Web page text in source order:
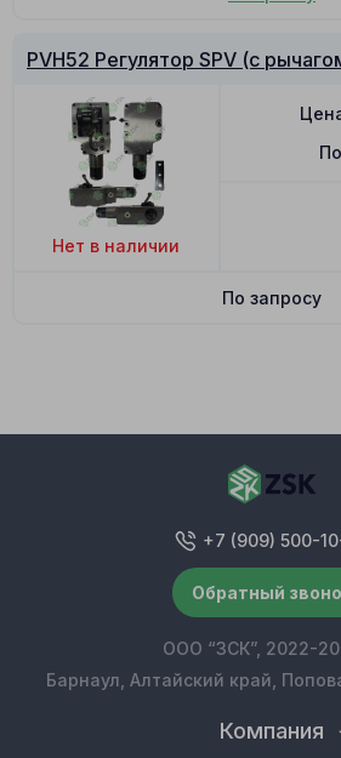
PVH52 Регулятор SPV (с
Нет в наличии
По запросу
Компания
+7 (909) 500-
Обратный
ООО “ЗСК”, 2022-
Барнаул, Алтайский край,